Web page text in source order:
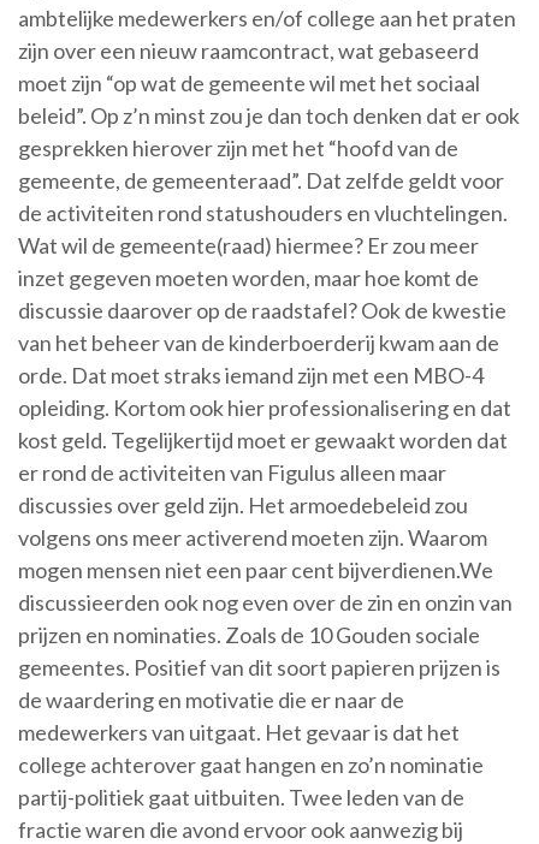
ambtelijke medewerkers en/of college aan het praten
zijn over een nieuw raamcontract, wat gebaseerd
moet zijn “op wat de gemeente wil met het sociaal
beleid”. Op z’n minst zou je dan toch denken dat er ook
gesprekken hierover zijn met het “hoofd van de
gemeente, de gemeenteraad”. Dat zelfde geldt voor
de activiteiten rond statushouders en vluchtelingen.
Wat wil de gemeente(raad) hiermee? Er zou meer
inzet gegeven moeten worden, maar hoe komt de
discussie daarover op de raadstafel? Ook de kwestie
van het beheer van de kinderboerderij kwam aan de
orde. Dat moet straks iemand zijn met een MBO-4
opleiding. Kortom ook hier professionalisering en dat
kost geld. Tegelijkertijd moet er gewaakt worden dat
er rond de activiteiten van Figulus alleen maar
discussies over geld zijn. Het armoedebeleid zou
volgens ons meer activerend moeten zijn. Waarom
mogen mensen niet een paar cent bijverdienen.We
discussieerden ook nog even over de zin en onzin van
prijzen en nominaties. Zoals de 10 Gouden sociale
gemeentes. Positief van dit soort papieren prijzen is
de waardering en motivatie die er naar de
medewerkers van uitgaat. Het gevaar is dat het
college achterover gaat hangen en zo’n nominatie
partij-politiek gaat uitbuiten. Twee leden van de
fractie waren die avond ervoor ook aanwezig bij